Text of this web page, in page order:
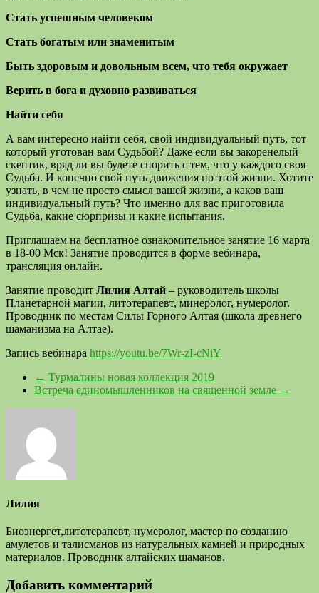
Стать успешным человеком
Стать богатым или знаменитым
Быть здоровым и довольным всем, что тебя окружает
Верить в бога и духовно развиваться
Найти себя
А вам интересно найти себя, свой индивидуальный путь, тот
который уготован вам Судьбой? Даже если вы закоренелый
скептик, вряд ли вы будете спорить с тем, что у каждого своя
Судьба. И конечно свой путь движения по этой жизни. Хотите
узнать, в чем не просто смысл вашей жизни, а каков ваш
индивидуальный путь? Что именно для вас приготовила
Судьба, какие сюрпризы и какие испытания.
Приглашаем на бесплатное ознакомительное занятие 16 марта
в 18-00 Мск! Занятие проводится в форме вебинара,
трансляция онлайн.
Занятие проводит Лилия Алтай – руководитель школы
Планетарной магии, литотерапевт, минеролог, нумеролог.
Проводник по местам Силы Горного Алтая (школа древнего
шаманизма на Алтае).
Запись вебинара https://youtu.be/7Wr-zI-cNiY
← Турмалины новая коллекция 2019
Встреча единомышленников на священной земле →
Лилия
Биоэнергет,литотерапевт, нумеролог, мастер по созданию
амулетов и талисманов из натуральных камней и природных
материалов. Проводник алтайских шаманов.
Добавить комментарий